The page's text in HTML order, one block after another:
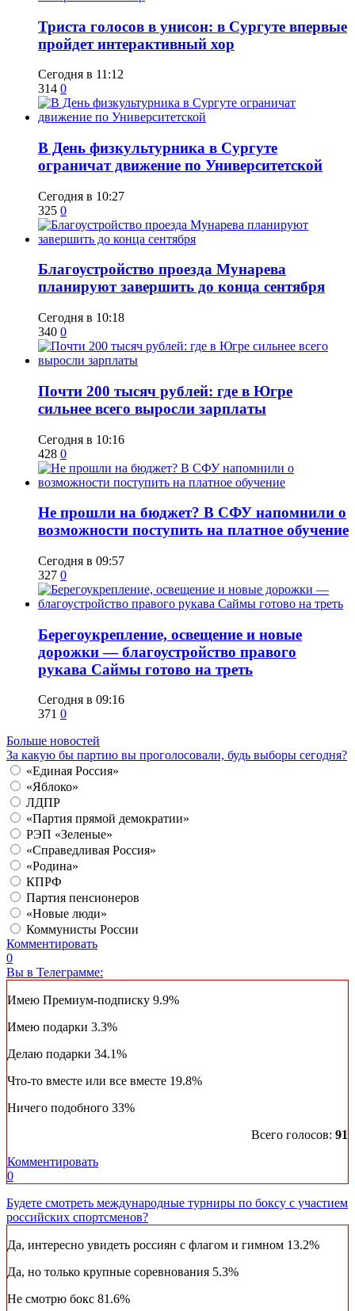
​Триста голосов в унисон: в Сургуте впервые
пройдет интерактивный хор
Сегодня в 11:12
314 0
​В День физкультурника в Сургуте
ограничат движение по Университетской
Сегодня в 10:27
325 0
Благоустройство проезда Мунарева
планируют завершить до конца сентября
Сегодня в 10:18
340 0
​Почти 200 тысяч рублей: где в Югре
сильнее всего выросли зарплаты
Сегодня в 10:16
428 0
Не прошли на бюджет? В СФУ напомнили о
возможности поступить на платное обучение
Сегодня в 09:57
327 0
Берегоукрепление, освещение и новые
дорожки — благоустройство правого
рукава Саймы готово на треть
Сегодня в 09:16
371 0
Больше новостей
За какую бы партию вы проголосовали, будь выборы сегодня?
«Единая Россия»
«Яблоко»
ЛДПР
«Партия прямой демократии»
РЭП «Зеленые»
«Справедливая Россия»
«Родина»
КПРФ
Партия пенсионеров
«Новые люди»
Коммунисты России
Комментировать
0
Вы в Телеграмме:
Имею Премиум-подписку 9.9%
Имею подарки 3.3%
Делаю подарки 34.1%
Что-то вместе или все вместе 19.8%
Ничего подобного 33%
Всего голосов: 91
Комментировать
0
Будете смотреть международные турниры по боксу с участием
российских спортсменов?
Да, интересно увидеть россиян с флагом и гимном 13.2%
Да, но только крупные соревнования 5.3%
Не смотрю бокс 81.6%